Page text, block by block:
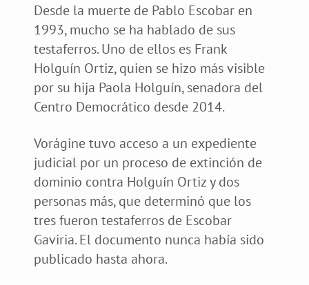
Desde la muerte de Pablo Escobar en
1993, mucho se ha hablado de sus
testaferros. Uno de ellos es Frank
Holguín Ortiz, quien se hizo más visible
por su hija Paola Holguín, senadora del
Centro Democrático desde 2014.
Vorágine tuvo acceso a un expediente
judicial por un proceso de extinción de
dominio contra Holguín Ortiz y dos
personas más, que determinó que los
tres fueron testaferros de Escobar
Gaviria. El documento nunca había sido
publicado hasta ahora.